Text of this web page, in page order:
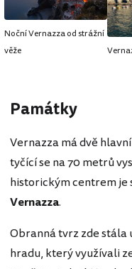
Noční Vernazza od strážní
věže
Památky
Vernazza má dvě
tyčící se na 70 metrů
historickým centrem je
Vernazza.
Obranná tvrz zde stála
hradu, který využívali